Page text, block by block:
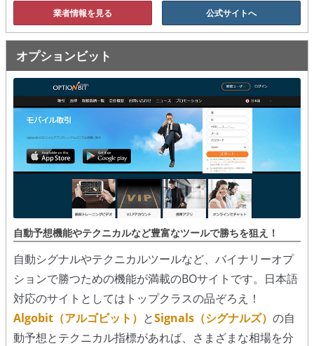
スポットフォロー
トレーダーズ・チョイス
スプレッド取引
アルゴビット
シグナルズ
詐欺・ステマなどBO裏話
ステマに注意！
２ちゃんまとめ風の詐欺サイト
業者情報を見る 公式サイトへ
オプションビット
自動予想機能やテクニカルなど豊富なツールで勝ちを狙え！
自動シグナルやテクニカルツールなど、バイナリーオプ
ションで勝つための機能が満載のBOサイトです。日本語
対応のサイトとしてはトップクラスの品ぞろえ！
Algobit（アルゴビット） とSignals（シグナルズ） の自
動予想とテクニカル指標があれば、さまざまな相場を分